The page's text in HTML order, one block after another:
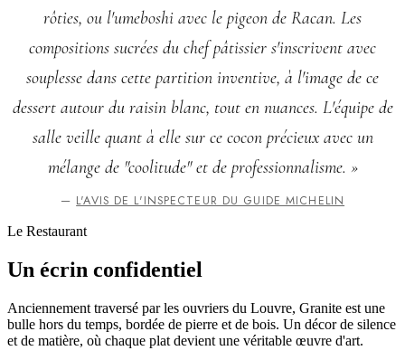
rôties, ou l'umeboshi avec le pigeon de Racan. Les
compositions sucrées du chef pâtissier s'inscrivent avec
souplesse dans cette partition inventive, à l'image de ce
dessert autour du raisin blanc, tout en nuances. L'équipe de
salle veille quant à elle sur ce cocon précieux avec un
mélange de "coolitude" et de professionnalisme. »
— L'AVIS DE L'INSPECTEUR DU GUIDE MICHELIN
Le Restaurant
Un écrin confidentiel
Anciennement traversé par les ouvriers du Louvre, Granite est une
bulle hors du temps, bordée de pierre et de bois. Un décor de silence
et de matière, où chaque plat devient une véritable œuvre d'art.